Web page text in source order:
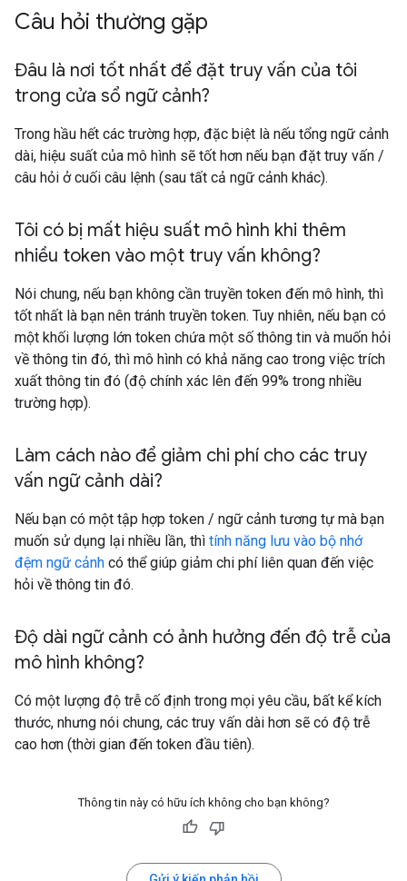
Câu hỏi thường gặp
Đâu là nơi tốt nhất để đặt truy vấn của tôi
trong cửa sổ ngữ cảnh?
Trong hầu hết các trường hợp, đặc biệt là nếu tổng ngữ cảnh
dài, hiệu suất của mô hình sẽ tốt hơn nếu bạn đặt truy vấn /
câu hỏi ở cuối câu lệnh (sau tất cả ngữ cảnh khác).
Tôi có bị mất hiệu suất mô hình khi thêm
nhiều token vào một truy vấn không?
Nói chung, nếu bạn không cần truyền token đến mô hình, thì
tốt nhất là bạn nên tránh truyền token. Tuy nhiên, nếu bạn có
một khối lượng lớn token chứa một số thông tin và muốn hỏi
về thông tin đó, thì mô hình có khả năng cao trong việc trích
xuất thông tin đó (độ chính xác lên đến 99% trong nhiều
trường hợp).
Làm cách nào để giảm chi phí cho các truy
vấn ngữ cảnh dài?
Nếu bạn có một tập hợp token / ngữ cảnh tương tự mà bạn
muốn sử dụng lại nhiều lần, thì tính năng lưu vào bộ nhớ
đệm ngữ cảnh có thể giúp giảm chi phí liên quan đến việc
hỏi về thông tin đó.
Độ dài ngữ cảnh có ảnh hưởng đến độ trễ của
mô hình không?
Có một lượng độ trễ cố định trong mọi yêu cầu, bất kể kích
thước, nhưng nói chung, các truy vấn dài hơn sẽ có độ trễ
cao hơn (thời gian đến token đầu tiên).
Thông tin này có hữu ích không cho bạn không?